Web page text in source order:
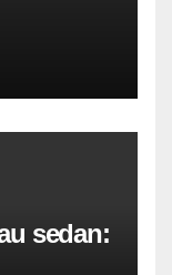
sedan: